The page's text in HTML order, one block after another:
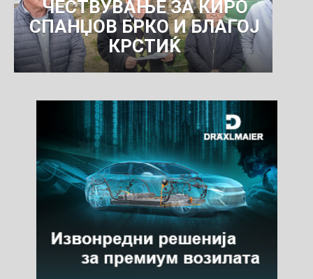
ЧЕСТВУВАЊЕ ЗА КИРО
СПАНЏОВ БРКО И БЛАГОЈ
КРСТИЌ